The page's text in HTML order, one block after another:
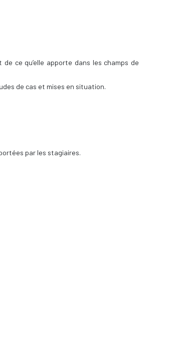
ce qu’elle apporte dans les champs de
de cas et mises en situation.
par les stagiaires.